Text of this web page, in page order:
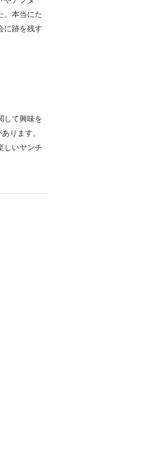
。本当にた
に跡を残す
して興味を
ります。
しいヤンチ